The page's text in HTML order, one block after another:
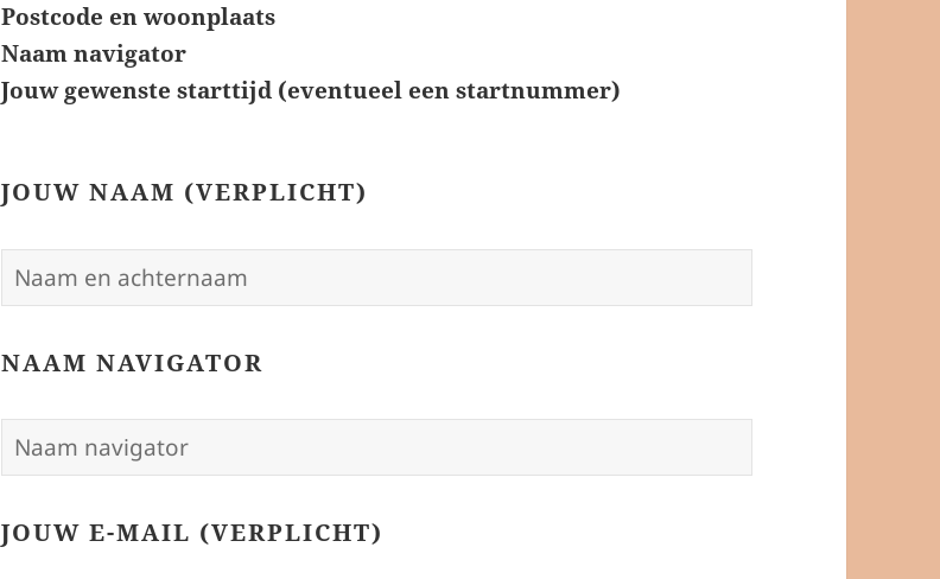
Postcode en woonplaats
Naam navigator
Jouw gewenste starttijd (eventueel een startnummer)
JOUW NAAM (VERPLICHT)
NAAM NAVIGATOR
JOUW E-MAIL (VERPLICHT)